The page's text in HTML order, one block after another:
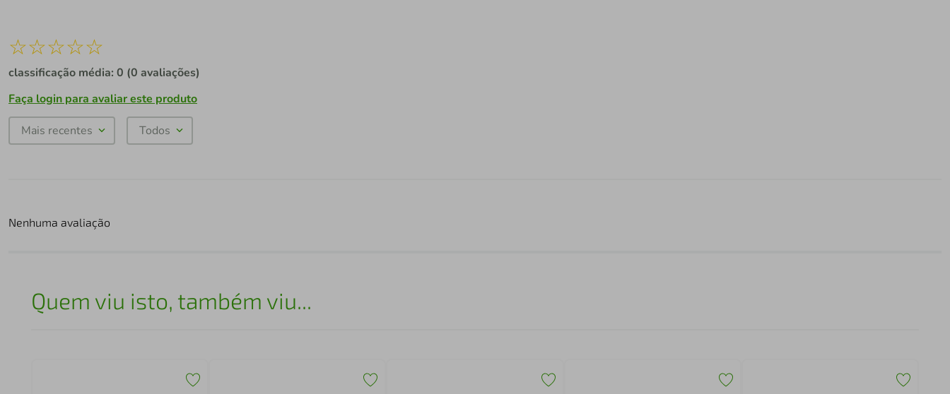
☆☆☆☆☆
classificação média: 0 (0 avaliações)
Faça login para avaliar este produto
Mais recentes Todos
Nenhuma avaliação
Quem viu isto, também viu...